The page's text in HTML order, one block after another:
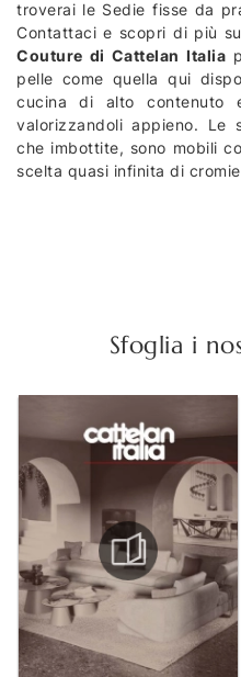
troverai le Sedie fisse da
Contattaci e scopri di più
Couture di Cattelan Italia
pelle come quella qui
cucina di alto contenuto
valorizzandoli appieno. Le
che imbottite, sono mobili
scelta quasi infinita di
Sfoglia i